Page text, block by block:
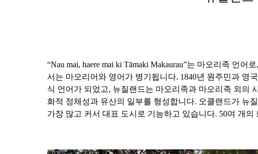
“Nau mai, haere mai ki Tāmaki Makaurau”는 마오리족 언
서는 마오리어와 영어가 병기됩니다. 1840년 원주민과 영
식 언어가 되었고, 뉴질랜드는 마오리족과 마오리족 외의
화적 정체성과 유산의 일부를 형성합니다. 오클랜드가 뉴
가장 많고 커서 대표 도시로 기능하고 있습니다. 50여 개